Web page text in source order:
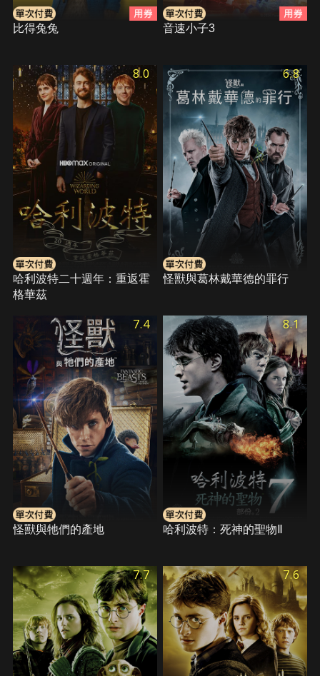
比得兔兔 音速小子3
8.0
哈利波特二十週年：重返霍
格華茲
6.8
怪獸與葛林戴華德的罪行
7.4
怪獸與牠們的產地
8.1
哈利波特：死神的聖物Ⅱ
7.7 7.6